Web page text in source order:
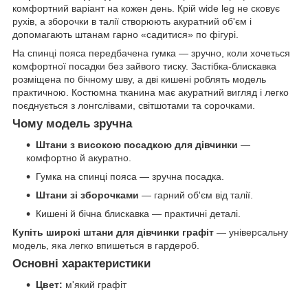
комфортний варіант на кожен день. Крій wide leg не сковує
рухів, а зборочки в талії створюють акуратний об'єм і
допомагають штанам гарно «садитися» по фігурі.
На спинці пояса передбачена гумка — зручно, коли хочеться
комфортної посадки без зайвого тиску. Застібка-блискавка
розміщена по бічному шву, а дві кишені роблять модель
практичною. Костюмна тканина має акуратний вигляд і легко
поєднується з лонгслівами, світшотами та сорочками.
Чому модель зручна
Штани з високою посадкою для дівчинки —
комфортно й акуратно.
Гумка на спинці пояса — зручна посадка.
Штани зі зборочками — гарний об'єм від талії.
Кишені й бічна блискавка — практичні деталі.
Купіть широкі штани для дівчинки графіт — універсальну
модель, яка легко впишеться в гардероб.
Основні характеристики
Цвет: м'який графіт